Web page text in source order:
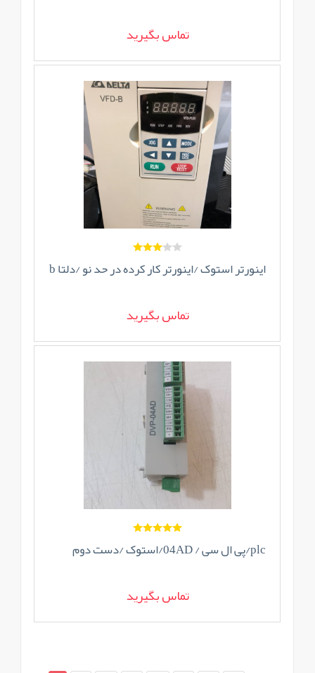
تماس بگیرید
اینورتر استوک /اینورتر کار کرده در حد نو /دلتا b
تماس بگیرید
plc/پی ال سی / 04AD/استوک /دست دوم
تماس بگیرید